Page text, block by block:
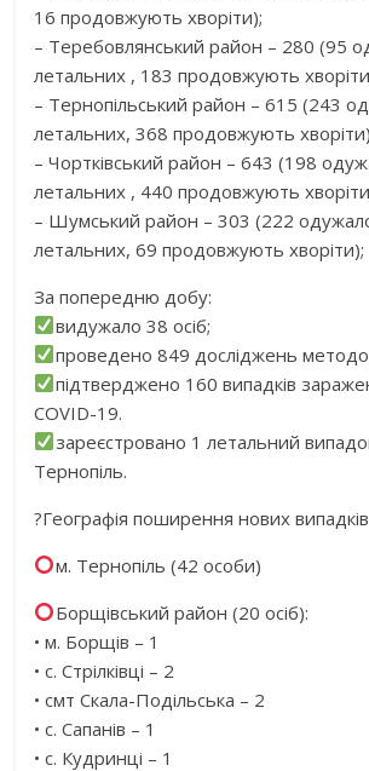
16 продовжують хворіти);
– Теребовлянський район – 280 (95
летальних , 183 продовжують
– Тернопільський район – 615 (243
летальних, 368 продовжують
– Чортківський район – 643 (198
летальних , 440 продовжують
– Шумський район – 303 (222
летальних, 69 продовжують хворіти);
За попередню добу:
видужало 38 осіб;
проведено 849 досліджень
підтверджено 160 випадків
COVID-19.
зареєстровано 1 летальний
Тернопіль.
?Географія поширення нових
м. Тернопіль (42 особи)
Борщівський район (20 осіб):
• м. Борщів – 1
• с. Стрілківці – 2
• смт Скала-Подільська – 2
• с. Сапанів – 1
• с. Кудринці – 1